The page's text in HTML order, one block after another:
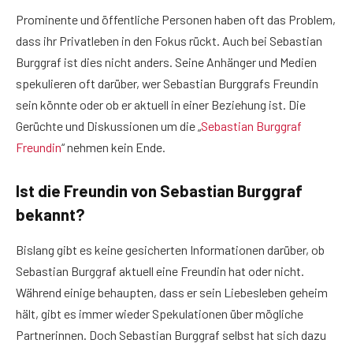
Prominente und öffentliche Personen haben oft das Problem,
dass ihr Privatleben in den Fokus rückt. Auch bei Sebastian
Burggraf ist dies nicht anders. Seine Anhänger und Medien
spekulieren oft darüber, wer Sebastian Burggrafs Freundin
sein könnte oder ob er aktuell in einer Beziehung ist. Die
Gerüchte und Diskussionen um die „ Sebastian Burggraf
Freundin“ nehmen kein Ende.
Ist die Freundin von Sebastian Burggraf
bekannt?
Bislang gibt es keine gesicherten Informationen darüber, ob
Sebastian Burggraf aktuell eine Freundin hat oder nicht.
Während einige behaupten, dass er sein Liebesleben geheim
hält, gibt es immer wieder Spekulationen über mögliche
Partnerinnen. Doch Sebastian Burggraf selbst hat sich dazu